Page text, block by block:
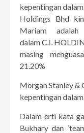
kepentingan
Holdings Bhd
Mariam adalah
dalamC.I.
masing
21.20%
Morgan Stanley &
kepentingan
Dalam erti kata
Bukhary dan